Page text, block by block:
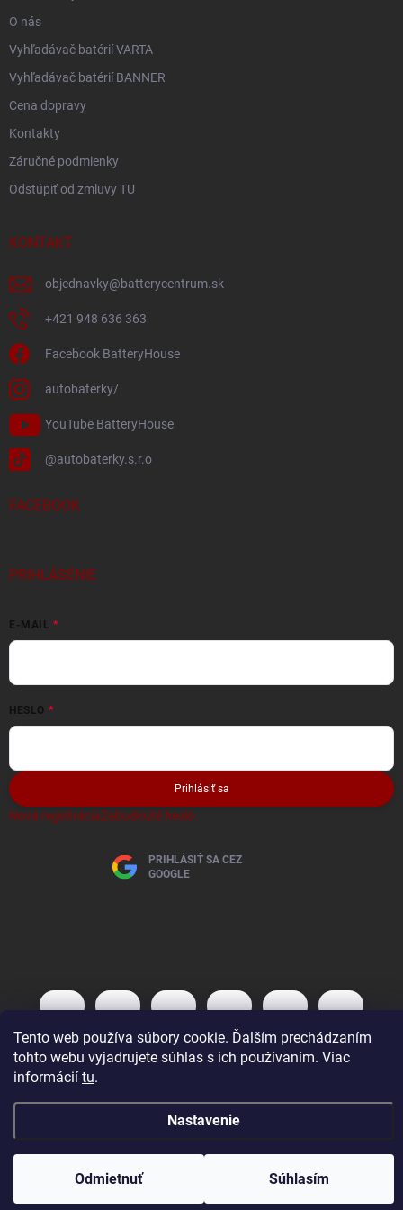
Tento web používa súbory cookie. Ďalším prechádzaním
tohto webu vyjadrujete súhlas s ich používaním. Viac
informácií tu.
Nastavenie
Odmietnuť Súhlasím
O nás
Vyhľadávač batérií VARTA
Vyhľadávač batérií BANNER
Cena dopravy
Kontakty
Záručné podmienky
Odstúpiť od zmluvy TU
KONTAKT
objednavky@batterycentrum.sk
+421 948 636 363
Facebook BatteryHouse
autobaterky/
YouTube BatteryHouse
@autobaterky.s.r.o
FACEBOOK
PRIHLÁSENIE
E-MAIL
HESLO
Prihlásiť sa
Nová registráciaZabudnuté heslo
PRIHLÁSIŤ SA CEZ
GOOGLE
AutoBaterky . Všetky práva vyhradené.